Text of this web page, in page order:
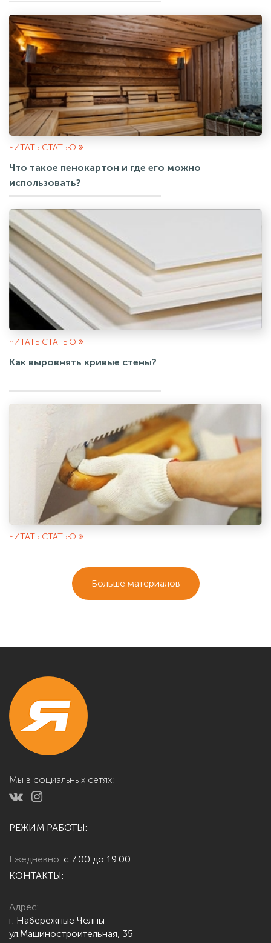
ЧИТАТЬ СТАТЬЮ
Что такое пенокартон и где его можно
использовать?
ЧИТАТЬ СТАТЬЮ
Как выровнять кривые стены?
ЧИТАТЬ СТАТЬЮ
Больше материалов
Мы в социальных сетях:
РЕЖИМ РАБОТЫ:
Ежедневно: с 7:00 до 19:00
КОНТАКТЫ:
Адрес:
г. Набережные Челны
ул.Машиностроительная, 35